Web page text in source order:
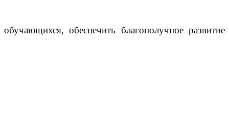
обучающихся, обеспечить благополучное развитие